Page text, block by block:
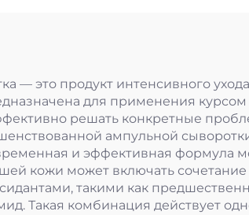
— это продукт интенсивного
для применения
решать конкретные
ампульной
и эффективная формула
кожи может включать
такими как
Такая комбинация действует